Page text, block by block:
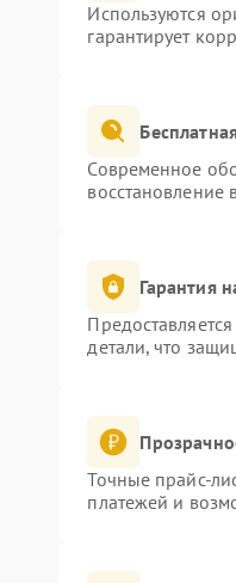
Используются
гарантирует
Современное
восстановление
Гарантия
детали, что
Точные прайс-
платежей и